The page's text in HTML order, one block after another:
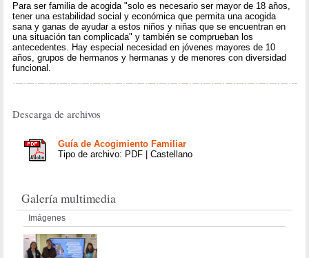
Para ser familia de acogida "solo es necesario ser mayor de 18 años,
tener una estabilidad social y económica que permita una acogida
sana y ganas de ayudar a estos niños y niñas que se encuentran en
una situación tan complicada" y también se comprueban los
antecedentes. Hay especial necesidad en jóvenes mayores de 10
años, grupos de hermanos y hermanas y de menores con diversidad
funcional.
Descarga de archivos
Guía de Acogimiento Familiar
Tipo de archivo: PDF | Castellano
Galería multimedia
Imágenes